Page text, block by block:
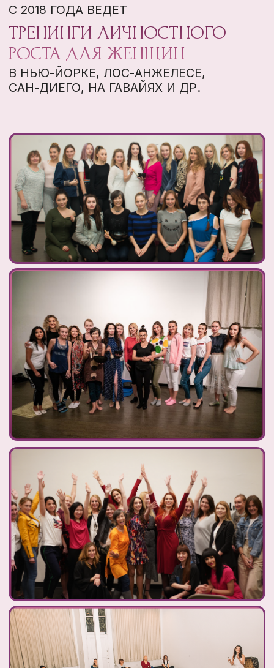
ПОСЛЕ ЭТОГО
РЕТРИТА ВЫ
СМОЖЕТЕ:
УВЕРЕННО ПРИНИМАТЬ РЕШЕНИЯ И НЕ
СТРОИТЬ ГАРМОНИЧНЫЕ ОТНОШЕНИЯ
ОСНОВАННЫЕ НА УВАЖЕНИИ И
ВЗАИМОПОНИМАНИИ
ЭФФЕКТИВНО СПРАВЛЯТЬСЯ С
КРИТИКОЙ И ИСПОЛЬЗОВАТЬ ЕЁ
ДЛЯ ЛИЧНОСТНОГО РОСТА
ЧУВСТВОВАТЬ СЕБЯ ДОСТОЙНОЙ
ЛЮБВИ, УВАЖЕНИЯ, БОГАТСТВА И
УСПЕХА
ПРИНЯТЬ СЕБЯ И СВОЮ